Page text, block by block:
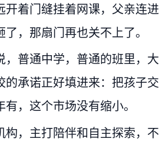
着门缝挂着网课，父亲连进
，那扇门再也关不上了。
普通中学，普通的班里，大
承诺正好填进来：把孩子交
，这个市场没有缩小。
，主打陪伴和自主探索，不